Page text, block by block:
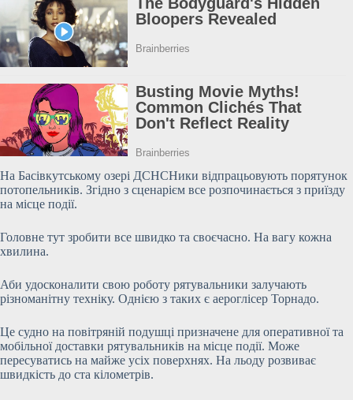
На Басівкутському озері ДСНСНики відпрацьовують порятунок
потопельників. Згідно з сценарієм все розпочинається з приїзду
на місце події.
Головне тут зробити все швидко та своєчасно. На вагу кожна
хвилина.
Аби удосконалити свою роботу рятувальники залучають
різноманітну техніку. Однією з таких є аероглісер Торнадо.
Це судно на повітряній подушці призначене для оперативної та
мобільної доставки рятувальників на місце події. Може
пересуватись на майже усіх поверхнях. На льоду розвиває
швидкість до ста кілометрів.